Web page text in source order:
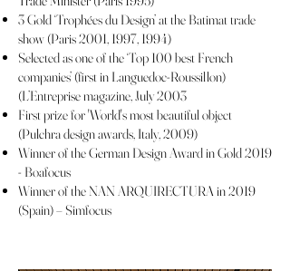
3 Gold ‘Trophées du Design’ at the Batimat trade
show (Paris 2001, 1997, 1994)
Selected as one of the ‘Top 100 best French
companies’ (first in Languedoc-Roussillon)
(L’Entreprise magazine, July 2003
First prize for 'World's most beautiful object
(Pulchra design awards, Italy, 2009)
Winner of the German Design Award in Gold 2019
- Boafocus
Winner of the NAN ARQUIRECTURA in 2019
(Spain) – Simfocus